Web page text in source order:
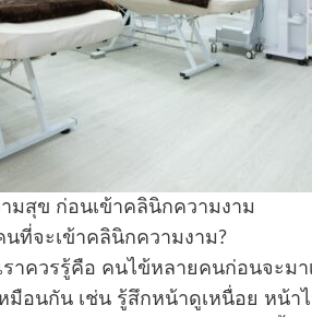
มสุข ก่อนเข้าคลินิกความงาม
ที่จะเข้าคลินิกความงาม?
ราควรรู้คือ คนไข้หลายคนก่อนจะม
อนกัน เช่น รู้สึกหน้าดูเหนื่อย หน้า